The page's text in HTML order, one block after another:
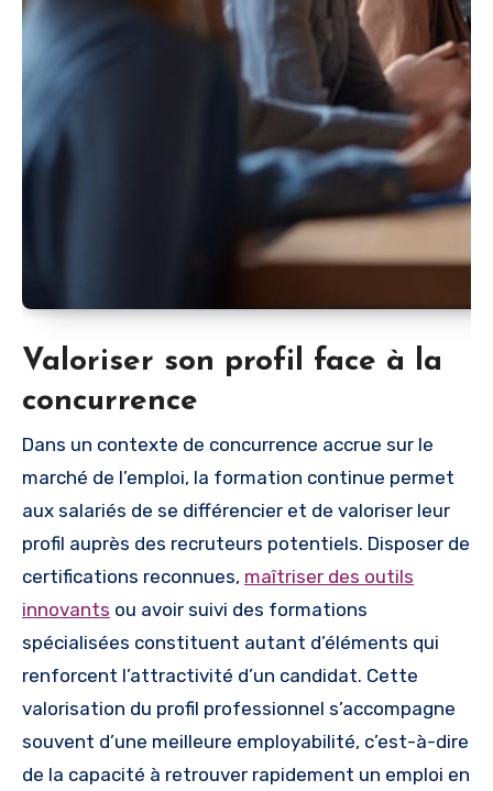
Valoriser son profil face à la
concurrence
Dans un contexte de concurrence accrue sur le
marché de l’emploi, la formation continue permet
aux salariés de se différencier et de valoriser leur
profil auprès des recruteurs potentiels. Disposer de
certifications reconnues, maîtriser des outils
innovants ou avoir suivi des formations
spécialisées constituent autant d’éléments qui
renforcent l’attractivité d’un candidat. Cette
valorisation du profil professionnel s’accompagne
souvent d’une meilleure employabilité, c’est-à-dire
de la capacité à retrouver rapidement un emploi en